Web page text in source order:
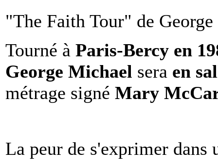
"The Faith Tour" de
Tourné à Paris-Bercy en
George Michael sera en
métrage signé Mary
La peur de s'exprimer dans